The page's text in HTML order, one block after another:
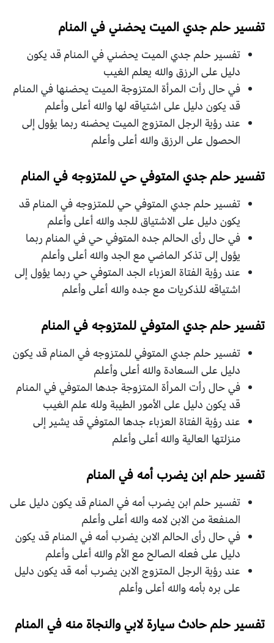
تفسير حلم جدي الميت يحضني في المنام
تفسير حلم جدي الميت يحضني في المنام قد يكون
دليل على الرزق والله يعلم الغيب
في حال رأت المرأة المتزوجة الميت يحضنها في المنام
قد يكون دليل على اشتياقه لها والله أعلى وأعلم
عند رؤية الرجل المتزوج الميت يحضنه ربما يؤول إلى
الحصول على الرزق والله أعلى وأعلم
تفسير حلم جدي المتوفي حي للمتزوجه في المنام
تفسير حلم جدي المتوفي حي للمتزوجه في المنام قد
يكون دليل على الاشتياق للجد والله أعلى وأعلم
في حال رأى الحالم جده المتوفي حي في المنام ربما
يؤول إلى تذكر الماضي مع الجد والله أعلى وأعلم
عند رؤية الفتاة العزباء الجد المتوفي حي ربما يؤول إلى
اشتياقه للذكريات مع جده والله أعلى وأعلم
تفسير حلم جدي المتوفي للمتزوجه في المنام
تفسير حلم جدي المتوفي للمتزوجه في المنام قد يكون
دليل على السعادة والله أعلى وأعلم
في حال رأت المرأة المتزوجة جدها المتوفي في المنام
قد يكون دليل على الأمور الطيبة ولله علم الغيب
عند رؤية الفتاة العزباء جدها المتوفي قد يشير إلى
منزلتها العالية والله أعلى وأعلم
تفسير حلم ابن يضرب أمه في المنام
تفسير حلم ابن يضرب أمه في المنام قد يكون دليل على
المنفعة من الابن لامه والله أعلى وأعلم
في حال رأى الحالم الابن يضرب أمه في المنام قد يكون
دليل على فعله الصالح مع الأم والله أعلى وأعلم
عند رؤية الرجل المتزوج الابن يضرب أمه قد يكون دليل
على بره بأمه والله أعلى وأعلم
تفسير حلم حادث سيارة لابي والنجاة منه في المنام